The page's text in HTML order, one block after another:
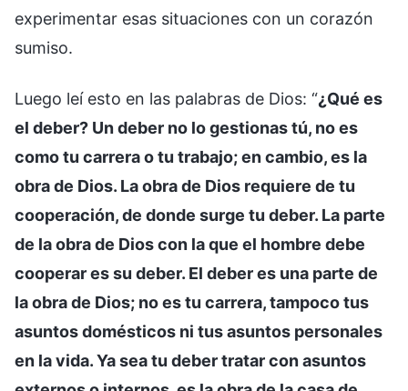
experimentar esas situaciones con un corazón
sumiso.
Luego leí esto en las palabras de Dios: “¿Qué es
el deber? Un deber no lo gestionas tú, no es
como tu carrera o tu trabajo; en cambio, es la
obra de Dios. La obra de Dios requiere de tu
cooperación, de donde surge tu deber. La parte
de la obra de Dios con la que el hombre debe
cooperar es su deber. El deber es una parte de
la obra de Dios; no es tu carrera, tampoco tus
asuntos domésticos ni tus asuntos personales
en la vida. Ya sea tu deber tratar con asuntos